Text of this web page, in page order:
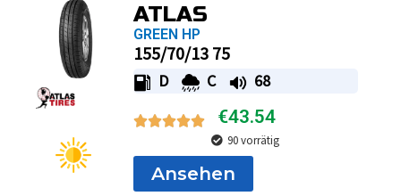
ATLAS
GREEN HP
155/70/13 75
D C 68
€43.54
90 vorrätig
Ansehen